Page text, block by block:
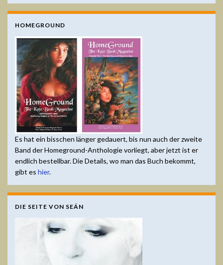
HOMEGROUND
Es hat ein bisschen länger gedauert, bis nun auch der zweite
Band der Homeground-Anthologie vorliegt, aber jetzt ist er
endlich bestellbar. Die Details, wo man das Buch bekommt,
gibt es hier.
DIE SEITE VON SEÁN